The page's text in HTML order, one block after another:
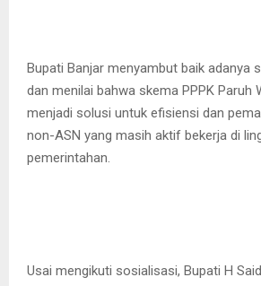
Bupati Banjar menyambut baik adanya
dan menilai bahwa skema PPPK Paruh
menjadi solusi untuk efisiensi dan
non-ASN yang masih aktif bekerja di
pemerintahan.
Usai mengikuti sosialisasi, Bupati H